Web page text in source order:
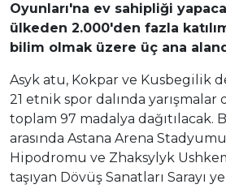
Oyunları'na ev sahipliği
ülkeden 2.000'den fazla
bilim olmak üzere üç ana
Asyk atu, Kokpar ve Kusbegilik
21 etnik spor dalında
toplam 97 madalya dağıtılacak.
arasında Astana Arena
Hipodromu ve Zhaksylyk
taşıyan Dövüş Sanatları Sarayı